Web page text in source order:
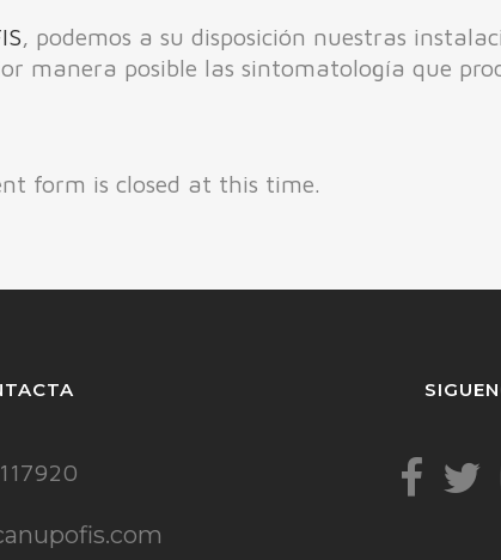
, podemos a su disposición nuestras
manera posible las sintomatología que
form is closed at this time.